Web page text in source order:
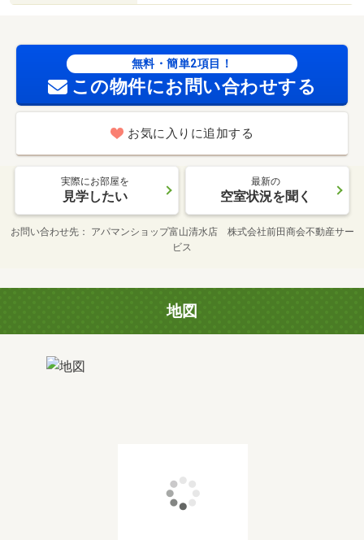
無料・簡単2項目！
この物件にお問い合わせする
お気に入りに追加する
実際にお部屋を
見学したい
最新の
空室状況を聞く
お問い合わせ先
アパマンショップ富山清水店 株式会社前田商会不動産サー
ビス
地図